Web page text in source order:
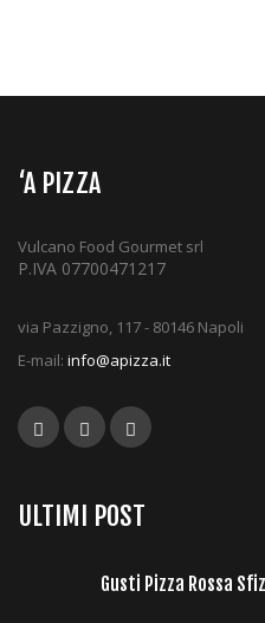
‘A PIZZA
Vulcano Food Gourmet srl
P.IVA 07700471217
via Pazzigno, 117 - 80146 Napoli
E-mail: info@apizza.it
ULTIMI POST
Gusti Pizza Rossa